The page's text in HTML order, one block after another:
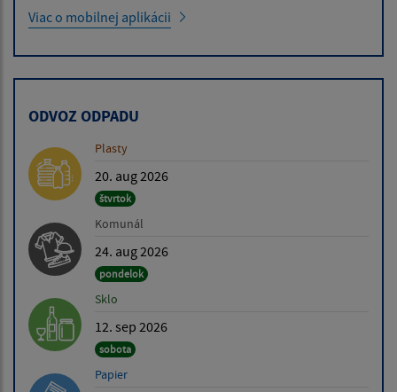
Viac o mobilnej aplikácii
ODVOZ ODPADU
Plasty
20. aug 2026
štvrtok
Komunál
24. aug 2026
pondelok
Sklo
12. sep 2026
sobota
Papier